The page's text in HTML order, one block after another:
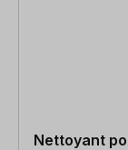
Nettoyant